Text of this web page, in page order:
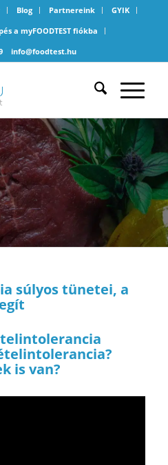
Blog Partnereink
GYIK
a myFOODTEST fiókba
info@foodtest.hu
súlyos tünetei, a
is van?